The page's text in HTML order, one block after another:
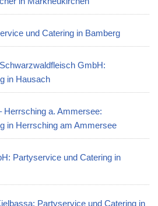
und Catering in Bamberg
GmbH:
in Hausach
Herrsching a. Ammersee:
in Herrsching am Ammersee
Partyservice und Catering in
Partyservice und Catering in